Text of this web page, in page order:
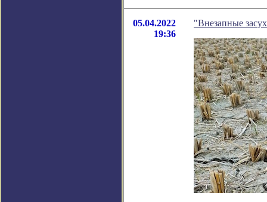
05.04.2022
19:36
"Внезапные